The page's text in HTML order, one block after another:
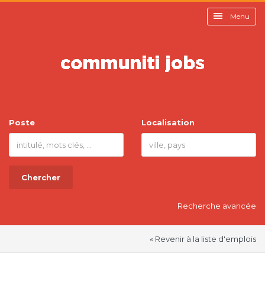
Menu
Poste Localisation
Chercher
Recherche avancée
« Revenir à la liste d'emplois